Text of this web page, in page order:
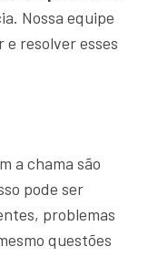
Nossa equipe
resolver esses
a chama são
pode ser
problemas
questões